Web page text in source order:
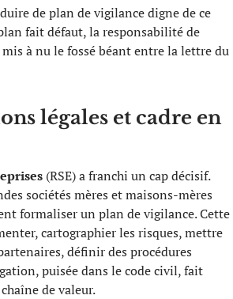
de plan de vigilance digne de ce
fait défaut, la responsabilité de
à nu le fossé béant entre la lettre du
légales et cadre en
(RSE) a franchi un cap décisif.
sociétés mères et maisons-mères
formaliser un plan de vigilance. Cette
cartographier les risques, mettre
définir des procédures
puisée dans le code civil, fait
de valeur.